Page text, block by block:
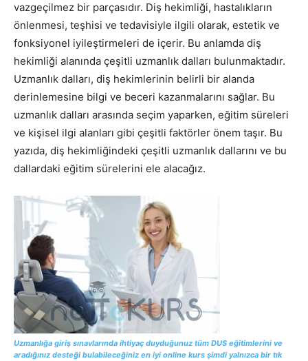
vazgeçilmez bir parçasıdır. Diş hekimliği, hastalıkların
önlenmesi, teşhisi ve tedavisiyle ilgili olarak, estetik ve
fonksiyonel iyileştirmeleri de içerir. Bu anlamda diş
hekimliği alanında çeşitli uzmanlık dalları bulunmaktadır.
Uzmanlık dalları, diş hekimlerinin belirli bir alanda
derinlemesine bilgi ve beceri kazanmalarını sağlar. Bu
uzmanlık dalları arasında seçim yaparken, eğitim süreleri
ve kişisel ilgi alanları gibi çeşitli faktörler önem taşır. Bu
yazıda, diş hekimliğindeki çeşitli uzmanlık dallarını ve bu
dallardaki eğitim sürelerini ele alacağız.
Uzmanlığa giriş sınavlarında ihtiyaç duyduğunuz tüm DUS eğitimlerini ve
aradığınız desteği bulabileceğiniz en iyi online kurs şimdi yalnızca bir tık